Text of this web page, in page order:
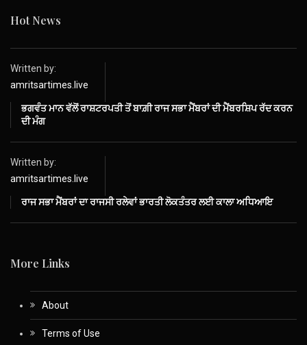
Hot News
Written by:
amritsartimes.live
ਭਗਵੰਤ ਮਾਨ ਵੱਲੋਂ ਰਾਸ਼ਟਰਪਤੀ ਤੋਂ ਬਾਗ਼ੀ ਰਾਜ ਸਭਾ ਮੈਂਬਰਾਂ ਦੀ ਮੈਂਬਰਸ਼ਿਪ ਰੱਦ ਕਰਨ
ਦੀ ਮੰਗ
Written by:
amritsartimes.live
ਰਾਜ ਸਭਾ ਮੈਂਬਰਾਂ ਦਾ ਰਾਜਸੀ ਰਲੇਵਾਂ ਭਾਰਤੀ ਲੋਕਤੰਤਰ ਲਈ ਕਾਲਾ ਅਧਿਆਇ
More Links
About
Terms of Use